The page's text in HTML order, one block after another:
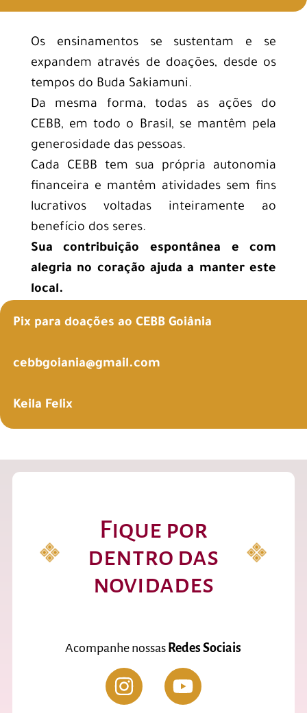
Os ensinamentos se sustentam e se
expandem através de doações, desde os
tempos do Buda Sakiamuni.
Da mesma forma, todas as ações do
CEBB, em todo o Brasil, se mantêm pela
generosidade das pessoas.
Cada CEBB tem sua própria autonomia
financeira e mantêm atividades sem fins
lucrativos voltadas inteiramente ao
benefício dos seres.
Sua contribuição espontânea e com
alegria no coração ajuda a manter este
local.
Pix para doações ao CEBB Goiânia
cebbgoiania@gmail.com
Keila Felix
Fique por
dentro das
novidades
Acompanhe nossas Redes Sociais